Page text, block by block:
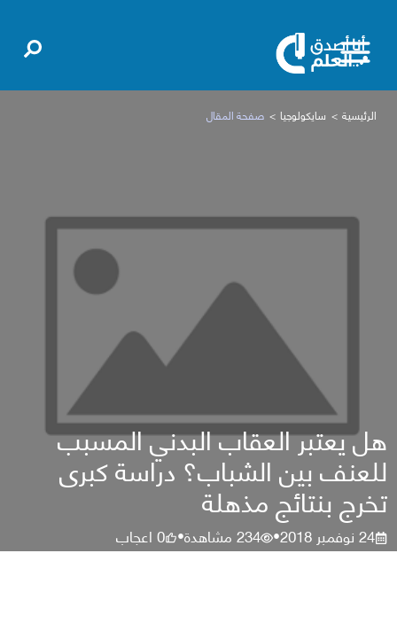
الرئيسية سايكولوجيا صفحة المقال
هل يعتبر العقاب البدني المسبب
للعنف بين الشباب؟ دراسة كبرى
تخرج بنتائج مذهلة
24 نوفمبر 2018 •
234مشاهدة•
0اعجاب